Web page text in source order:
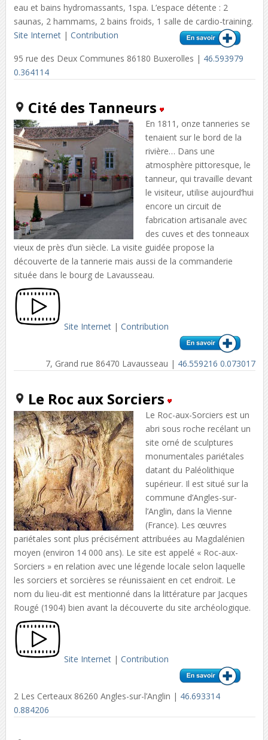
eau et bains hydromassants, 1spa. L’espace détente : 2
saunas, 2 hammams, 2 bains froids, 1 salle de cardio-training.
Site Internet| Contribution
95 rue des Deux Communes 86180 Buxerolles | 46.593979
0.364114
Cité des Tanneurs
En 1811, onze tanneries se
tenaient sur le bord de la
rivière… Dans une
atmosphère pittoresque, le
tanneur, qui travaille devant
le visiteur, utilise aujourd’hui
encore un circuit de
fabrication artisanale avec
des cuves et des tonneaux
vieux de près d’un siècle. La visite guidée propose la
découverte de la tannerie mais aussi de la commanderie
située dans le bourg de Lavausseau.
Site Internet| Contribution
7, Grand rue 86470 Lavausseau | 46.559216 0.073017
Le Roc aux Sorciers
Le Roc-aux-Sorciers est un
abri sous roche recélant un
site orné de sculptures
monumentales pariétales
datant du Paléolithique
supérieur. Il est situé sur la
commune d’Angles-sur-
l’Anglin, dans la Vienne
(France). Les œuvres
pariétales sont plus précisément attribuées au Magdalénien
moyen (environ 14 000 ans). Le site est appelé « Roc-aux-
Sorciers » en relation avec une légende locale selon laquelle
les sorciers et sorcières se réunissaient en cet endroit. Le
nom du lieu-dit est mentionné dans la littérature par Jacques
Rougé (1904) bien avant la découverte du site archéologique.
Site Internet| Contribution
2 Les Certeaux 86260 Angles-sur-l’Anglin | 46.693314
0.884206